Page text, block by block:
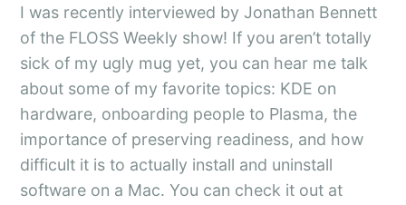
I was recently interviewed by Jonathan Bennett
of the FLOSS Weekly show! If you aren’t totally
sick of my ugly mug yet, you can hear me talk
about some of my favorite topics: KDE on
hardware, onboarding people to Plasma, the
importance of preserving readiness, and how
difficult it is to actually install and uninstall
software on a Mac. You can check it out at